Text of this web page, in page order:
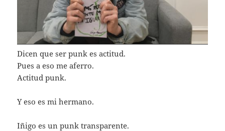
Dicen que ser punk es actitud.
Pues a eso me aferro.
Actitud punk.
Y eso es mi hermano.
Iñigo es un punk transparente.